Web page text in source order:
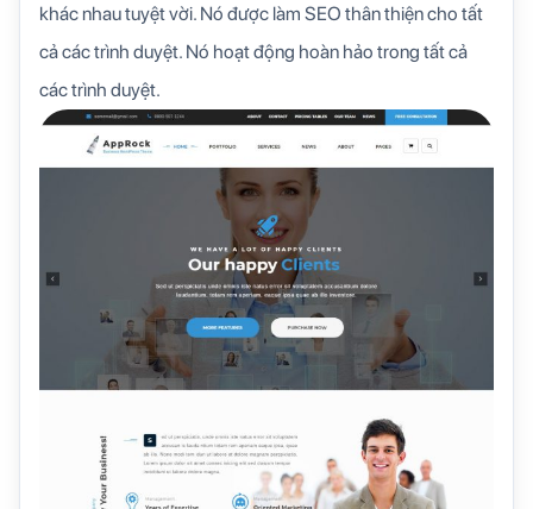
khác nhau tuyệt vời. Nó được làm SEO thân thiện cho tất
cả các trình duyệt. Nó hoạt động hoàn hảo trong tất cả
các trình duyệt.